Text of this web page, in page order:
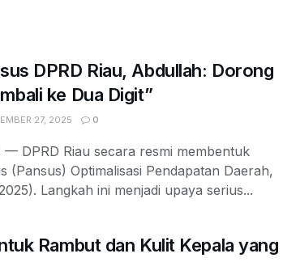
DPRD Riau, Abdullah: Dorong
ke Dua Digit”
27, 2025 0
— DPRD Riau secara resmi membentuk
(Pansus) Optimalisasi Pendapatan Daerah,
Langkah ini menjadi upaya serius...
Rambut dan Kulit Kepala yang